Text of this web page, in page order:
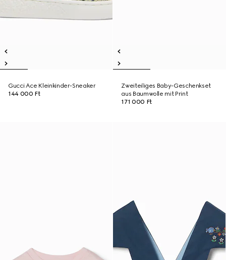
Gucci Ace Kleinkinder-Sneaker
144 000 Ft
Zweiteiliges Baby-Geschenkset
aus Baumwolle mit Print
171 000 Ft